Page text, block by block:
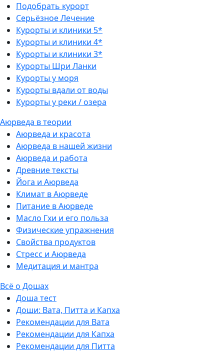
Подобрать курорт
Серьёзное Лечение
Курорты и клиники 5*
Курорты и клиники 4*
Курорты и клиники 3*
Курорты Шри Ланки
Курорты у моря
Курорты вдали от воды
Курорты у реки / озера
Аюрведа в теории
Аюрведа и красота
Аюрведа в нашей жизни
Аюрведа и работа
Древние тексты
Йога и Аюрведа
Климат в Аюрведе
Питание в Аюрведе
Масло Гхи и его польза
Физические упражнения
Свойства продуктов
Стресс и Аюрведа
Медитация и мантра
Всё о Дошах
Доша тест
Доши: Вата, Питта и Капха
Рекомендации для Вата
Рекомендации для Капха
Рекомендации для Питта